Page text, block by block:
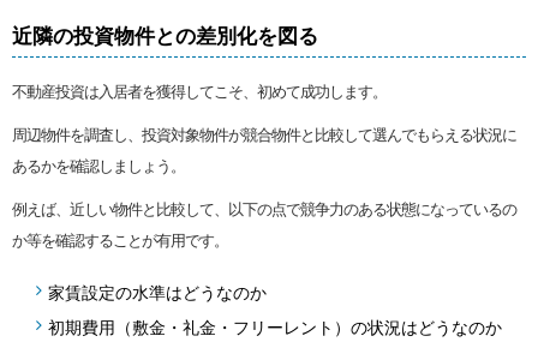
近隣の投資物件との差別化を図る
不動産投資は入居者を獲得してこそ、初めて成功します。
周辺物件を調査し、投資対象物件が競合物件と比較して選んでもらえる状況に
あるかを確認しましょう。
例えば、近しい物件と比較して、以下の点で競争力のある状態になっているの
か等を確認することが有用です。
家賃設定の水準はどうなのか
初期費用（敷金・礼金・フリーレント）の状況はどうなのか